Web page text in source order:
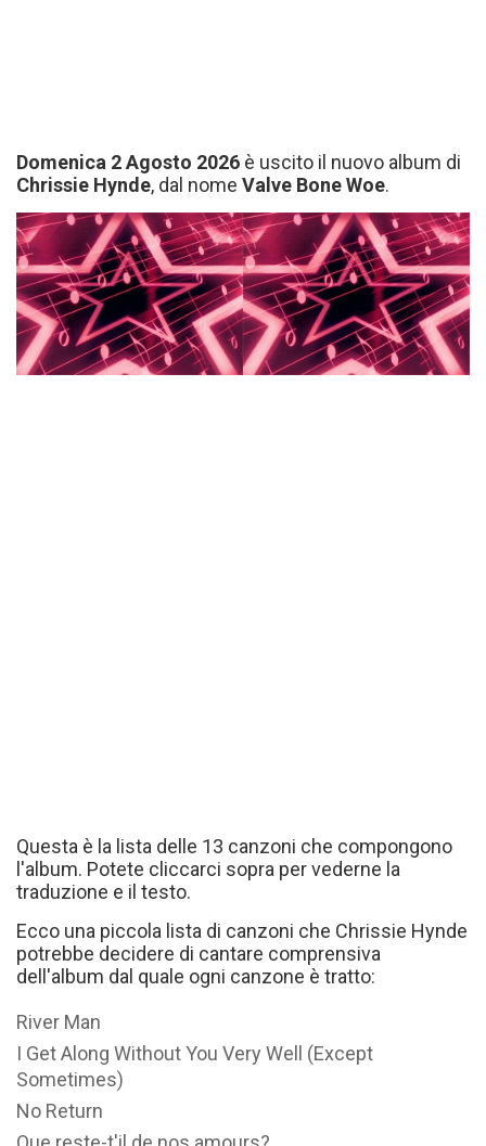
Domenica 2 Agosto 2026 è uscito il nuovo album di
Chrissie Hynde, dal nome Valve Bone Woe.
Questa è la lista delle 13 canzoni che compongono
l'album. Potete cliccarci sopra per vederne la
traduzione e il testo.
Ecco una piccola lista di canzoni che Chrissie Hynde
potrebbe decidere di cantare comprensiva
dell'album dal quale ogni canzone è tratto:
River Man
I Get Along Without You Very Well (Except
Sometimes)
No Return